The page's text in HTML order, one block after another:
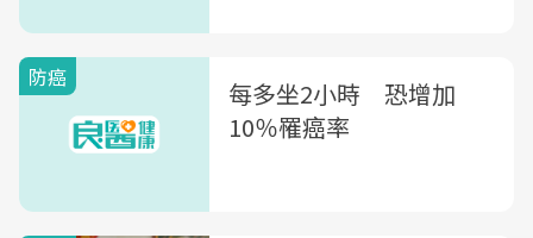
防癌
每多坐2小時 恐增加
10％罹癌率